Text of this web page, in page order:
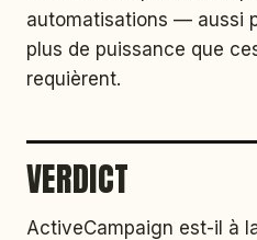
automatisations — aussi
plus de puissance que
requièrent.
VERDICT
ActiveCampaign est-il à